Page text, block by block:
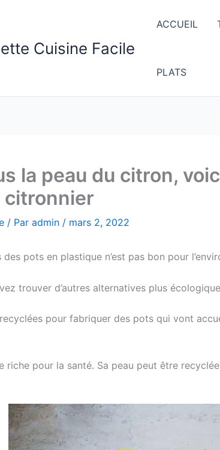
Cuisine Facile
ACCUEIL
PLATS
la peau du citron,
citronnier
/ Par admin / mars 2, 2022
pots en plastique n’est pas bon pour
trouver d’autres alternatives plus
pour fabriquer des pots qui vont
riche pour la santé. Sa peau peut être